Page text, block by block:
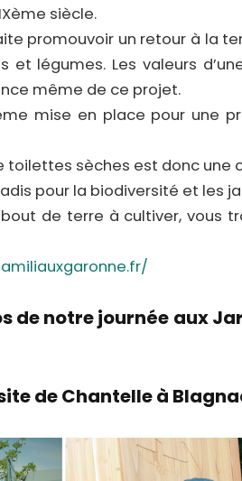
siècle.
promouvoir un retour à la
et légumes. Les valeurs
même de ce projet.
mise en place pour une
toilettes sèches est donc une
pour la biodiversité et les
de terre à cultiver, vous
de notre journée aux
de Chantelle à